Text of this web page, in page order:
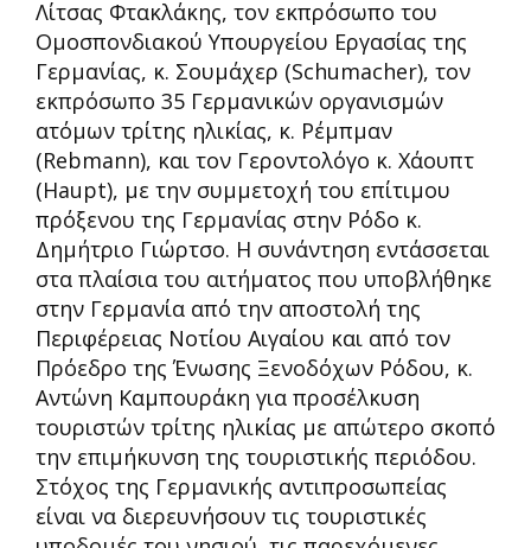
Λίτσας Φτακλάκης, τον εκπρόσωπο του
Ομοσπονδιακού Υπουργείου Εργασίας της
Γερμανίας, κ. Σουμάχερ (Schumacher), τον
εκπρόσωπο 35 Γερμανικών οργανισμών
ατόμων τρίτης ηλικίας, κ. Ρέμπμαν
(Rebmann), και τον Γεροντολόγο κ. Χάουπτ
(Haupt), με την συμμετοχή του επίτιμου
πρόξενου της Γερμανίας στην Ρόδο κ.
Δημήτριο Γιώρτσο. Η συνάντηση εντάσσεται
στα πλαίσια του αιτήματος που υποβλήθηκε
στην Γερμανία από την αποστολή της
Περιφέρειας Νοτίου Αιγαίου και από τον
Πρόεδρο της Ένωσης Ξενοδόχων Ρόδου, κ.
Αντώνη Καμπουράκη για προσέλκυση
τουριστών τρίτης ηλικίας με απώτερο σκοπό
την επιμήκυνση της τουριστικής περιόδου.
Στόχος της Γερμανικής αντιπροσωπείας
είναι να διερευνήσουν τις τουριστικές